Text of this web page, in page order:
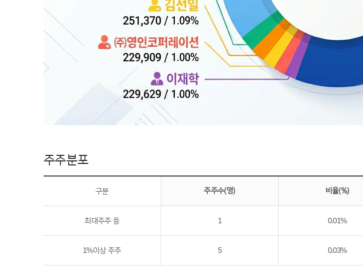
주주분포
구분 주주수(명) 비율(%)
최대주주 등 1 0.01%
1%이상 주주 5 0.03%